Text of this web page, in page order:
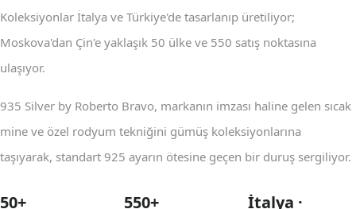
Koleksiyonlar İtalya ve Türkiye'de tasarlanıp üretiliyor;
Moskova'dan Çin'e yaklaşık 50 ülke ve 550 satış noktasına
ulaşıyor.
935 Silver by Roberto Bravo, markanın imzası haline gelen sıcak
mine ve özel rodyum tekniğini gümüş koleksiyonlarına
taşıyarak, standart 925 ayarın ötesine geçen bir duruş sergiliyor.
50+ 550+ İtalya ·